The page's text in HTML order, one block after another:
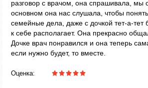
разговор с врачом, она спрашивала, мы
основном она нас слушала, чтобы
семейные дела, даже с дочкой тет-а-тет
к себе располагает. Она прекрасно
Дочке врач понравился и она теперь
если нужно будет, то вместе.
Оценка: